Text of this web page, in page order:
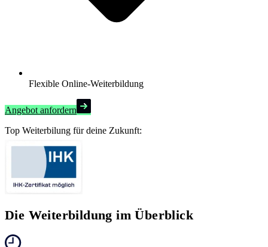
Flexible Online-Weiterbildung
Angebot anfordern
Top Weiterbilung für deine Zukunft:
Die Weiterbildung im Überblick